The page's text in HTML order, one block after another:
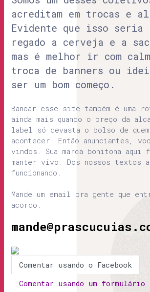
acreditam em trocas e
Evidente que isso seria
regado a cerveja e a
mas é melhor ir com
troca de banners ou
ser um bom começo.
Bancar esse site também é uma
ainda mais quando o preço da
label só devasta o bolso de
acontecer. Então anunciantes,
vindos. Sua marca bonitona aqui
manter vivo. Dos nossos textos
funcionando.
Mande um email pra gente que
acordo.
Comentar usando o Facebook
Comentar usando um